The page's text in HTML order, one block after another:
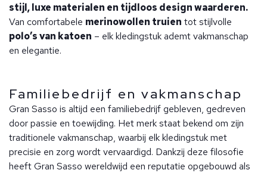
stijl, luxe materialen en tijdloos design waarderen.
Van comfortabele merinowollen truien tot stijlvolle
polo’s van katoen – elk kledingstuk ademt vakmanschap
en elegantie.
Familiebedrijf en vakmanschap
Gran Sasso is altijd een familiebedrijf gebleven, gedreven
door passie en toewijding. Het merk staat bekend om zijn
traditionele vakmanschap, waarbij elk kledingstuk met
precisie en zorg wordt vervaardigd. Dankzij deze filosofie
heeft Gran Sasso wereldwijd een reputatie opgebouwd als